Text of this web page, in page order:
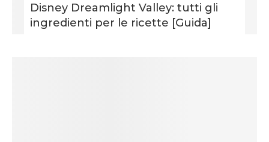
Disney Dreamlight Valley: tutti gli
ingredienti per le ricette [Guida]